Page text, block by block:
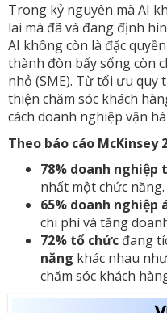
Trong kỷ nguyên mà AI
lai mà đã và đang định
AI không còn là đặc
thành đòn bẩy sống còn
nhỏ (SME). Từ tối ưu quy
thiện chăm sóc khách
cách doanh nghiệp vận
Theo báo cáo McKinsey
78% doanh nghiệp
nhất một chức năng.
65% doanh nghiệp
chi phí và tăng
72% tổ chức đang
năng khác nhau
chăm sóc khách